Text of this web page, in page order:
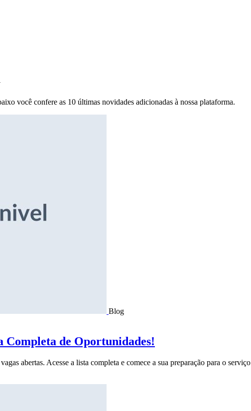
você confere as 10 últimas novidades adicionadas à nossa plataforma.
Blog
de Oportunidades!
abertas. Acesse a lista completa e comece a sua preparação para o